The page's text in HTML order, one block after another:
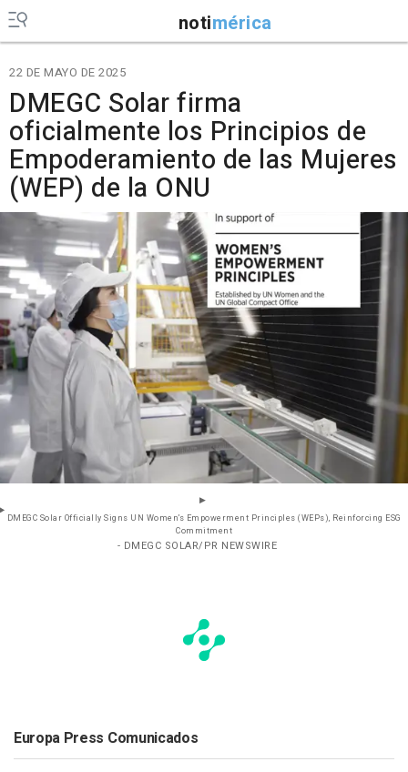
notimérica
22 DE MAYO DE 2025
DMEGC Solar firma
oficialmente los Principios de
Empoderamiento de las Mujeres
(WEP) de la ONU
DMEGC Solar Officially Signs UN Women’s Empowerment Principles (WEPs), Reinforcing ESG
Commitment
- DMEGC SOLAR/PR NEWSWIRE
Europa Press Comunicados